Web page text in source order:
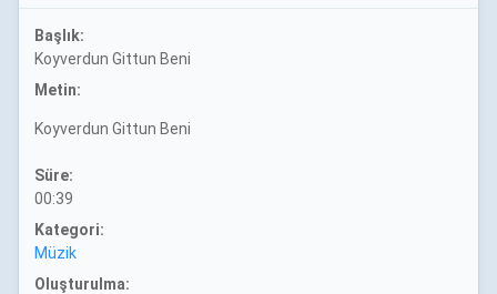
Başlık:
Koyverdun Gittun Beni
Metin:
Koyverdun Gittun Beni
Süre:
00:39
Kategori:
Müzik
Oluşturulma: